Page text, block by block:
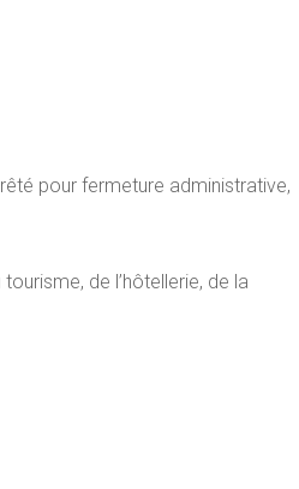
pour fermeture administrative,
de l’hôtellerie, de la